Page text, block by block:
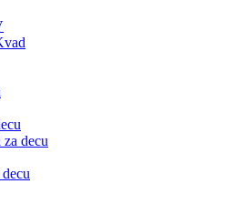
decu